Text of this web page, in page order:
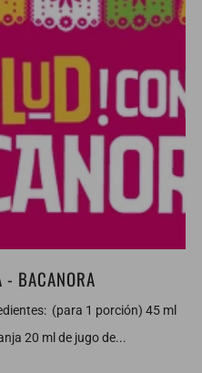
- BACANORA
(para 1 porción) 45 ml
20 ml de jugo de...